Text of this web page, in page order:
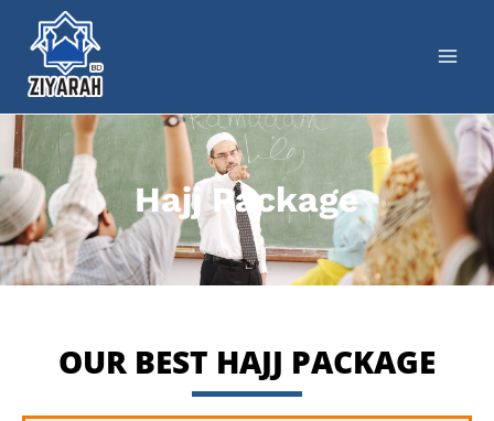
Hajj Package
OUR BEST HAJJ PACKAGE